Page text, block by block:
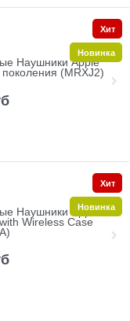
Наушники Apple
поколения (MRXJ2)
Хит
Новинка
Наушники Apple
Wireless Case
Хит
Новинка